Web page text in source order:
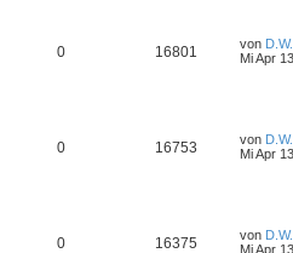
0 16801 von D.W.
Mi Apr
0 16753 von D.W.
Mi Apr
0 16375 von D.W.
Mi Apr